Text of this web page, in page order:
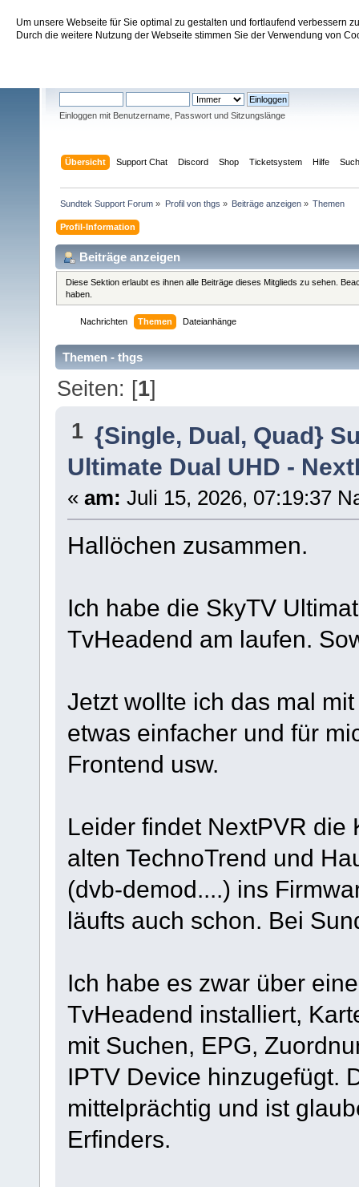
Um unsere Webseite für Sie optimal zu gestalten und fortlaufend verbessern
Durch die weitere Nutzung der Webseite stimmen Sie der Verwendung von
Sundtek Support Forum
Einloggen mit Benutzername, Passwort und Sitzungslänge
Übersicht Support Chat Discord Shop Ticketsystem Hilfe
Sundtek Support Forum » Profil von thgs » Beiträge anzeigen» Themen
Profil-Information
Beiträge anzeigen
Diese Sektion erlaubt es ihnen alle Beiträge dieses Mitglieds zu sehen.
haben.
Nachrichten Themen Dateianhänge
Themen - thgs
Seiten: [1]
1 {Single, Dual, Quad}
Ultimate Dual UHD -
« am: Juli 15, 2026, 07:19:37
Hallöchen zusammen.
Ich habe die SkyTV
TvHeadend am laufen.
Jetzt wollte ich das mal
etwas einfacher und für
Frontend usw.
Leider findet NextPVR die
alten TechnoTrend und
(dvb-demod....) ins
läufts auch schon. Bei
Ich habe es zwar über
TvHeadend installiert,
mit Suchen, EPG,
IPTV Device hinzugefügt.
mittelprächtig und ist
Erfinders.